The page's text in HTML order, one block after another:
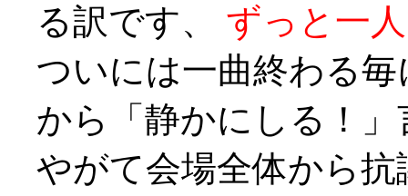
る訳です、 ずっと一
ついには一曲終わる
から「静かにしる！」
やがて会場全体から